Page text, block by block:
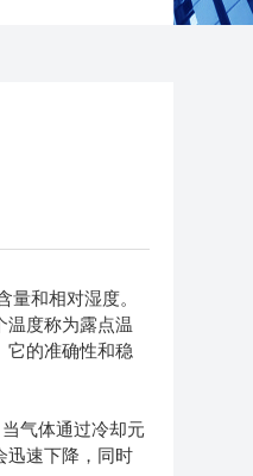
和相对湿度。
温度称为露点温
它的准确性和稳
气体通过冷却元
迅速下降，同时